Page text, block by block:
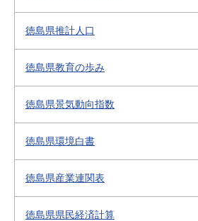
徳島県推計人口
徳島県教育の歩み
徳島県景気動向指数
徳島県環境白書
徳島県産業連関表
徳島県県民経済計算